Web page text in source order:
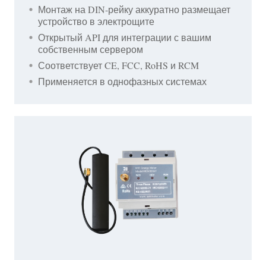
Монтаж на DIN-рейку аккуратно размещает
устройство в электрощите
Открытый API для интеграции с вашим
собственным сервером
Соответствует CE, FCC, RoHS и RCM
Применяется в однофазных системах